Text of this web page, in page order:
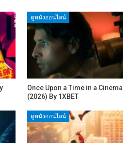
ดูหนังออนไลน์
Once Upon a Time in a Cinema
(2026) By 1XBET
ดูหนังออนไลน์